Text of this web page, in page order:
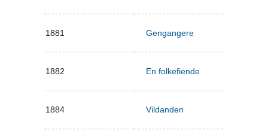
1881 Gengangere
1882 En folkefiende
1884 Vildanden